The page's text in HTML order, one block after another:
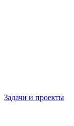
Задачи и проекты